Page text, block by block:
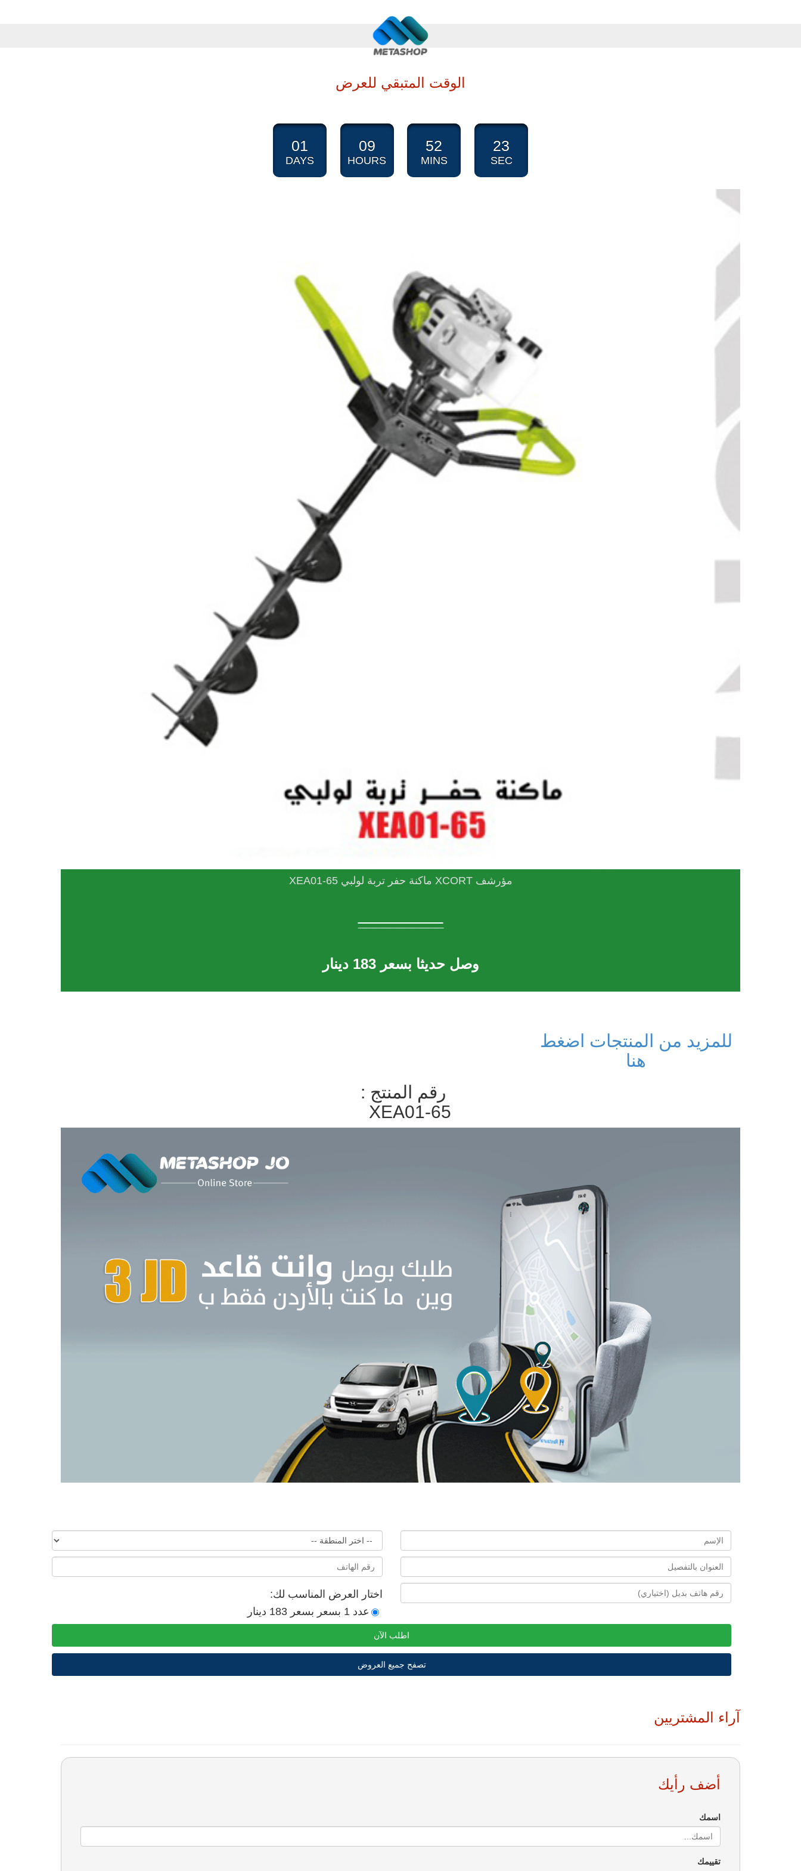
الوقت المتبقي للعرض
01
DAYS
09
HOURS
52
MINS
22
SEC
مؤرشف XCORT ماكنة حفر تربة لولبي XEA01-65
___________
وصل حديثا بسعر 183 دينار
للمزيد من المنتجات اضغط
هنا
رقم المنتج :
XEA01-65
اختار العرض المناسب لك:
عدد 1 بسعر بسعر 183 دينار
اطلب الآن
تصفح جميع العروض
آراء المشتريين
أضف رأيك
اسمك
تقييمك